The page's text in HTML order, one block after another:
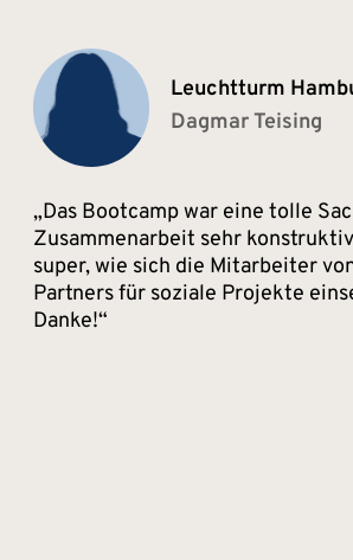
Leuchtturm
Dagmar Teising
Das Bootcamp war eine tolle
Zusammenarbeit sehr
super, wie sich die Mitarbeiter
Partners für soziale Projekte
Danke!